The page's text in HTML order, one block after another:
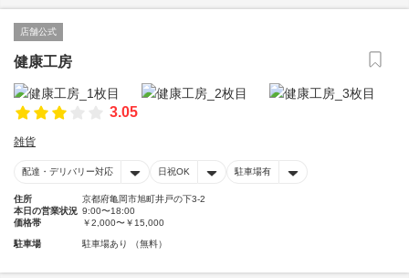
店舗公式
健康工房
3.05
雑貨
配達・デリバリー対応 日祝OK 駐車場有
住所
京都府亀岡市旭町井戸の下3-2
本日の営業状況 9:00〜18:00
価格帯
￥2,000〜￥15,000
駐車場 駐車場あり （無料）